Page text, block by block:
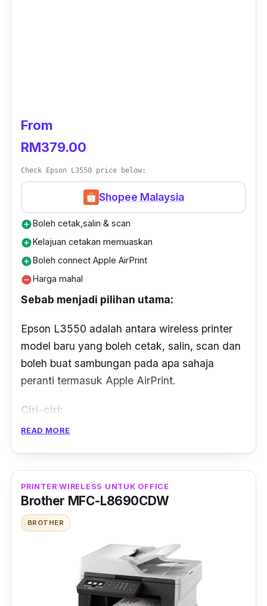
From
RM379.00
Check Epson L3550 price below:
Shopee Malaysia
add_circleBoleh cetak,salin & scan
add_circleKelajuan cetakan memuaskan
add_circleBoleh connect Apple AirPrint
remove_circleHarga mahal
Sebab menjadi pilihan utama:
Epson L3550 adalah antara wireless printer
model baru yang boleh cetak, salin, scan dan
boleh buat sambungan pada apa sahaja
peranti termasuk Apple AirPrint.
Ciri-ciri:
memaksimumkan efisiensi pencetakan di
rumah atau di pejabat.
Dalam erti kata lain,wireless printer
menghasilkan kecepatan dan daya tahan
Dengan kecepatan cetak yang lebih tinggi,
wireless printerini boleh mencapai 15/8 ipm
dari model EcoTank sebelumnya.
READ MORE
PRINTER WIRELESS UNTUK OFFICE
Brother MFC-L8690CDW
BROTHER